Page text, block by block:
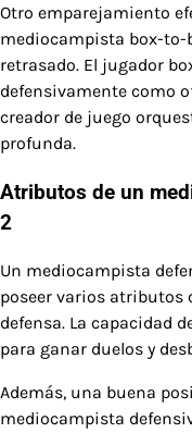
Otro emparejamiento
mediocampista box-to-
retrasado. El jugador
defensivamente como
creador de juego
profunda.
Atributos de un
2
Un mediocampista
poseer varios atributos
defensa. La capacidad
para ganar duelos y
Además, una buena
mediocampista